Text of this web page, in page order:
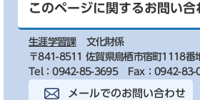
このページに関するお問い合
生涯学習課
文化財係
〒841-8511 佐賀県鳥栖市宿町1118番
Tel：0942-85-3695
Fax：0942-83-
メールでのお問い合わせ